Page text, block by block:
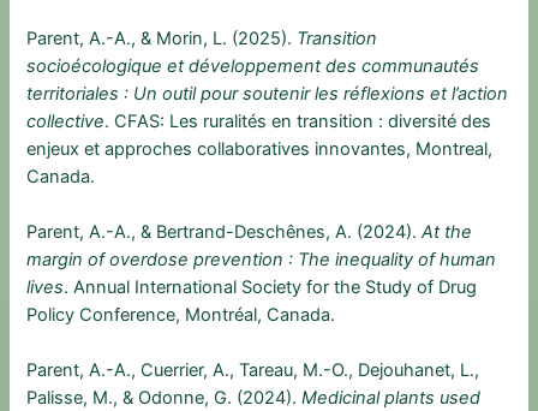
Parent, A.-A., & Morin, L. (2025). Transition
socioécologique et développement des communautés
territoriales : Un outil pour soutenir les réflexions et l’action
collective. CFAS: Les ruralités en transition : diversité des
enjeux et approches collaboratives innovantes, Montreal,
Canada.
Parent, A.-A., & Bertrand-Deschênes, A. (2024).At the
margin of overdose prevention : The inequality of human
lives. Annual International Society for the Study of Drug
Policy Conference, Montréal, Canada.
Parent, A.-A., Cuerrier, A., Tareau, M.-O., Dejouhanet, L.,
Palisse, M., & Odonne, G. (2024).Medicinal plants used